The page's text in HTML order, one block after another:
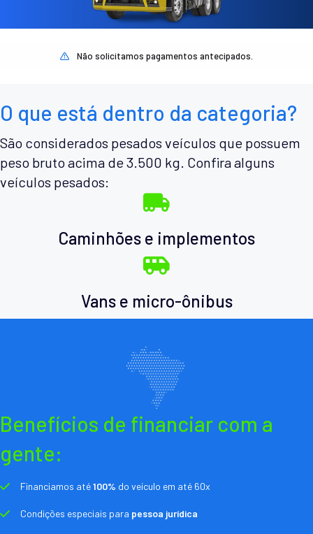
Não solicitamos pagamentos antecipados.
O que está dentro da categoria?
São considerados pesados veículos que possuem
peso bruto acima de 3.500 kg. Confira alguns
veículos pesados:
Caminhões e implementos
Vans e micro-ônibus
Benefícios de financiar com a
gente:
Financiamos até100% do veículo em até 60x
Condições especiais para pessoa jurídica